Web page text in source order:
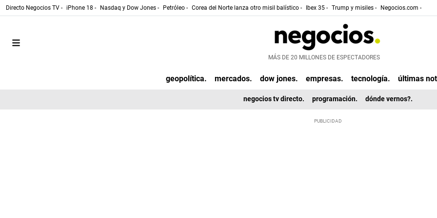
Directo Negocios TV - iPhone 18 - Nasdaq y Dow Jones - Petróleo - Corea del Norte lanza otro misil balístico - Ibex 35 - Trump y misiles - Negocios.com -
MÁS DE 20 MILLONES DE ESPECTADORES
geopolítica. mercados. dow jones. empresas. tecnología. últimas
negocios tv directo. programación. dónde vernos?.